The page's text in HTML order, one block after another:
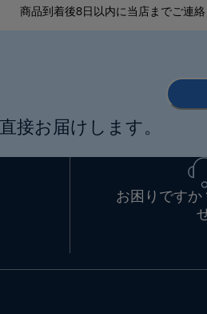
商品到着後8日以内に当店までご連
接お届けします。
お困りですか